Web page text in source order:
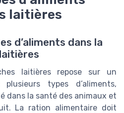
laitières
d’aliments dans la
laitières repose sur un
types d’aliments,
dans la santé des animaux et
La ration alimentaire doit